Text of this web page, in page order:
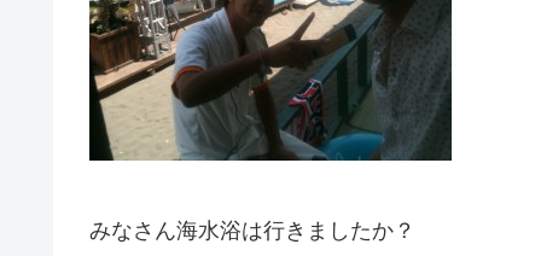
みなさん海水浴は行きましたか？